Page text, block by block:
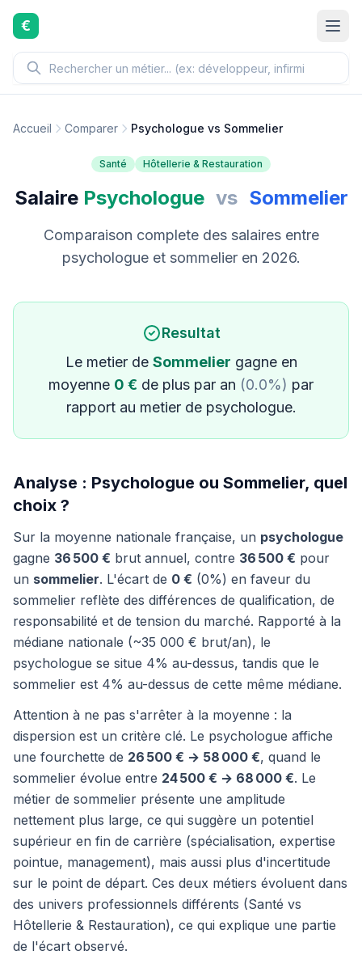
Aller au contenu principal
€
Accueil Comparer Psychologue vs Sommelier
Santé Hôtellerie & Restauration
Salaire Psychologue vs Sommelier
Comparaison complete des salaires entre
psychologue et sommelier en 2026.
Resultat
Le metier de Sommelier gagne en
moyenne 0 € de plus par an (0.0%) par
rapport au metier de psychologue.
Analyse : Psychologue ou Sommelier, quel
choix ?
Sur la moyenne nationale française, un psychologue
gagne 36 500 € brut annuel, contre 36 500 € pour
un sommelier. L'écart de 0 € (0%) en faveur du
sommelier reflète des différences de qualification, de
responsabilité et de tension du marché. Rapporté à la
médiane nationale (~35 000 € brut/an), le
psychologue se situe 4% au-dessus, tandis que le
sommelier est 4% au-dessus de cette même médiane.
Attention à ne pas s'arrêter à la moyenne : la
dispersion est un critère clé. Le psychologue affiche
une fourchette de 26 500 € → 58 000 €, quand le
sommelier évolue entre 24 500 € → 68 000 €. Le
métier de sommelier présente une amplitude
nettement plus large, ce qui suggère un potentiel
supérieur en fin de carrière (spécialisation, expertise
pointue, management), mais aussi plus d'incertitude
sur le point de départ. Ces deux métiers évoluent dans
des univers professionnels différents (Santé vs
Hôtellerie & Restauration), ce qui explique une partie
de l'écart observé.